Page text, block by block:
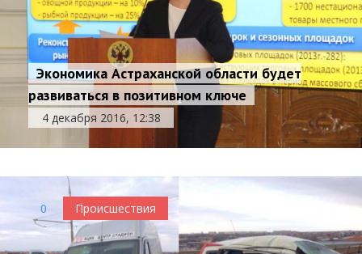
Экономика Астраханской области будет
развиваться в позитивном ключе
4 декабря 2016, 12:38
0 Происшествия